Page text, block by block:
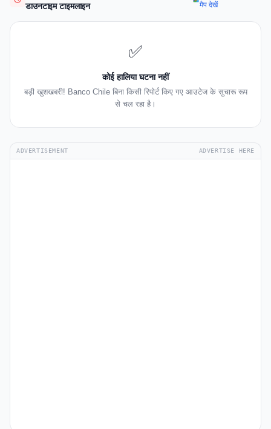
डाउनटाइम टाइमलाइन
मैप देखें
✅
कोई हालिया घटना नहीं
बड़ी खुशखबरी! Banco Chile बिना किसी रिपोर्ट किए गए आउटेज के सुचारू रूप
से चल रहा है।
ADVERTISEMENT ADVERTISE HERE